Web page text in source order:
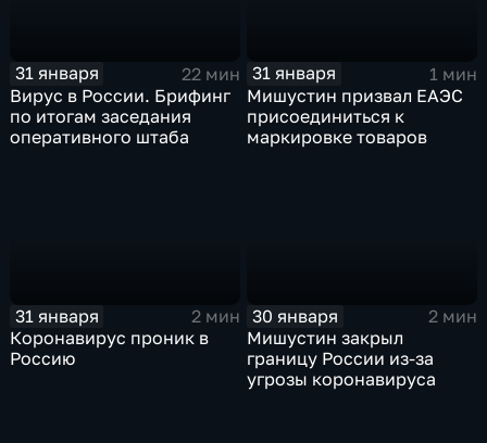
31 января
22 мин
Вирус в России. Брифинг
по итогам заседания
оперативного штаба
31 января
1 мин
Мишустин призвал ЕАЭС
присоединиться к
маркировке товаров
31 января
2 мин
Коронавирус проник в
Россию
30 января
2 мин
Мишустин закрыл
границу России из-за
угрозы коронавируса